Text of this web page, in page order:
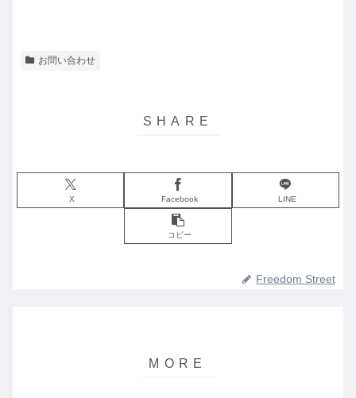
お問い合わせ
X Facebook LINE
コピー
Freedom Street